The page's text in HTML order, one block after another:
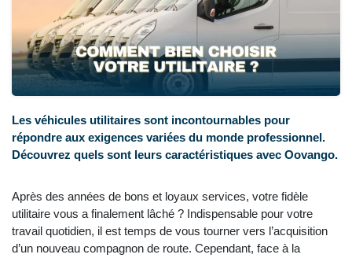
Les véhicules utilitaires sont incontournables pour
répondre aux exigences variées du monde professionnel.
Découvrez quels sont leurs caractéristiques avec Oovango.
Après des années de bons et loyaux services, votre fidèle
utilitaire vous a finalement lâché ? Indispensable pour votre
travail quotidien, il est temps de vous tourner vers l’acquisition
d’un nouveau compagnon de route. Cependant, face à la